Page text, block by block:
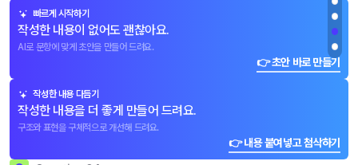
빠르게 시작하기
작성한 내용이 없어도 괜찮아요.
AI로 문항에 맞게 초안을 만들어 드려요.
👉 초안 바로 만들기
작성한 내용 다듬기
작성한 내용을 더 좋게 만들어 드려요.
구조와 표현을 구체적으로 개선해 드려요.
👉 내용 붙여넣고 첨삭하기